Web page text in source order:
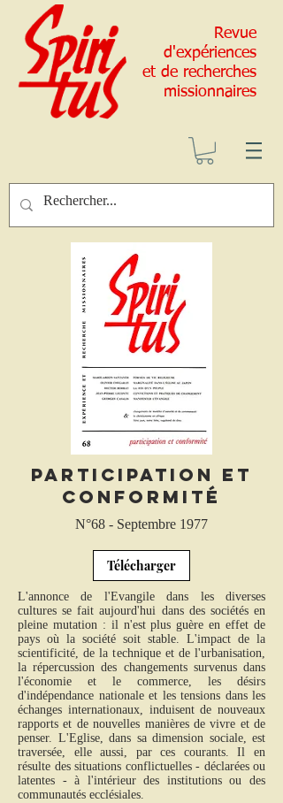
Revue
d'expériences
et de recherches
missionnaires
Participation et
conformité
N°68 - Septembre 1977
Télécharger
L'annonce de l'Evangile dans les diverses
cultures se fait aujourd'hui dans des sociétés en
pleine mutation : il n'est plus guère en effet de
pays où la société soit stable. L'impact de la
scientificité, de la technique et de l'urbanisation,
la répercussion des changements survenus dans
l'économie et le commerce, les désirs
d'indépendance nationale et les tensions dans les
échanges internationaux, induisent de nouveaux
rapports et de nouvelles manières de vivre et de
penser. L'Eglise, dans sa dimension sociale, est
traversée, elle aussi, par ces courants. Il en
résulte des situations conflictuelles - déclarées ou
latentes - à l'intérieur des institutions ou des
communautés ecclésiales.